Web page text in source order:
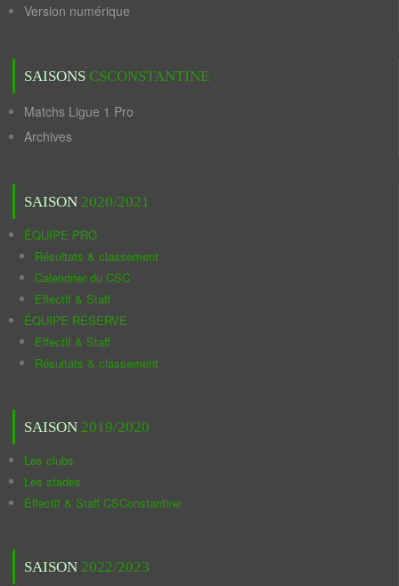
Version numérique
SAISONS CSCONSTANTINE
Matchs Ligue 1 Pro
Archives
SAISON 2020/2021
ÉQUIPE PRO
Résultats & classement
Calendrier du CSC
Effectif & Staff
ÉQUIPE RÉSERVE
Effectif & Staff
Résultats & classement
SAISON 2019/2020
Les clubs
Les stades
Effectif & Staff CSConstantine
SAISON 2022/2023